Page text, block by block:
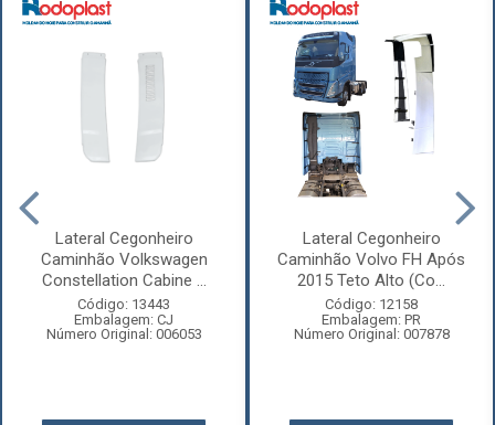
Lateral Cegonheiro
Caminhão Volkswagen
Constellation Cabine ...
Código: 13443
Embalagem: CJ
Número Original: 006053
Lateral Cegonheiro
Caminhão Volvo FH Após
2015 Teto Alto (Co...
Código: 12158
Embalagem: PR
Número Original: 007878